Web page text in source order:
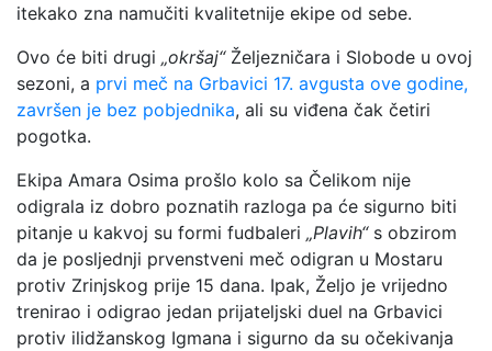
itekako zna namučiti kvalitetnije ekipe od sebe.
Ovo će biti drugi „okršaj“Željezničara i Slobode u ovoj
sezoni, a prvi meč na Grbavici 17. avgusta ove godine,
završen je bez pobjednika, ali su viđena čak četiri
pogotka.
Ekipa Amara Osima prošlo kolo sa Čelikom nije
odigrala iz dobro poznatih razloga pa će sigurno biti
pitanje u kakvoj su formi fudbaleri „Plavih“s obzirom
da je posljednji prvenstveni meč odigran u Mostaru
protiv Zrinjskog prije 15 dana. Ipak, Željo je vrijedno
trenirao i odigrao jedan prijateljski duel na Grbavici
protiv ilidžanskog Igmana i sigurno da su očekivanja